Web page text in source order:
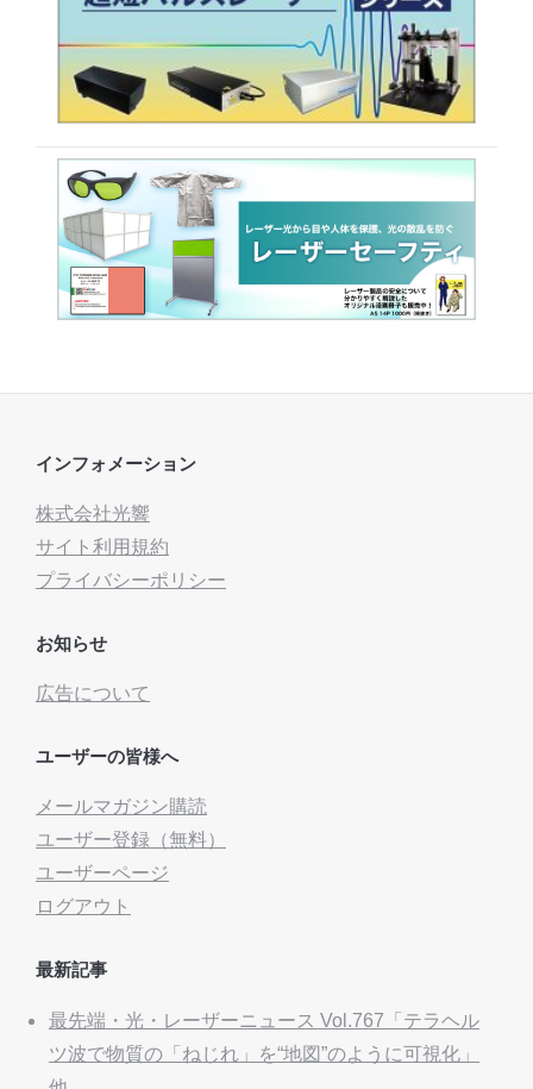
インフォメーション
株式会社光響
サイト利用規約
プライバシーポリシー
お知らせ
広告について
ユーザーの皆様へ
メールマガジン購読
ユーザー登録（無料）
ユーザーページ
ログアウト
最新記事
最先端・光・レーザーニュース Vol.767「テラヘル
ツ波で物質の「ねじれ」を“地図”のように可視化」